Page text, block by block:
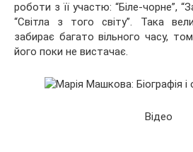
роботи з її участю: “Біле-чорне”,
“Світла з того світу”. Така
забирає багато вільного часу,
його поки не вистачає.
Відео